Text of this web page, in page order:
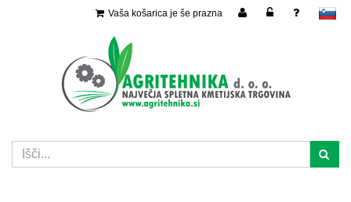
slovensko
Vaša košarica je še prazna